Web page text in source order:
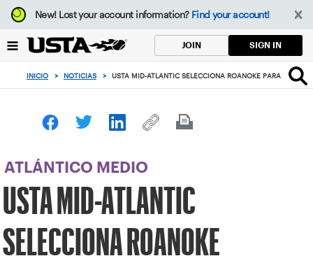
Enfoque
desde
botón
volver
principio
New!Lost your account information? Find your account!
JOIN SIGN IN
INICIO > NOTICIAS > USTA MID-ATLANTIC SELECCIONA ROANOKE PARA ALOJAR
ATLÁNTICO MEDIO
USTA MID-ATLANTIC
SELECCIONA ROANOKE